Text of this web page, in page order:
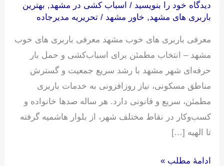
دیدگاه‌ خود را بنویسید / اسباب کشی در مشهد, بهترین
باربری های مشهد, خاور مشهد /تحریریه مدیرجاده
معرفی باربری های خوب مشهد معرفی باربری های خوب
مشهد – انتخاب مطمئن برای اسباب‌کشی و حمل بار
حرفه‌ای شهر مشهد با رشد سریع جمعیت و گسترش
مناطق مسکونی، نیاز روزافزونی به خدمات باربری
مطمئن، سریع و قانونی دارد. هر ساله صدها خانواده و
کسب‌وکار در نقاط مختلف شهر، از بلوار هاشمیه گرفته
تا الهیه […]
ادامۀ مطلب »